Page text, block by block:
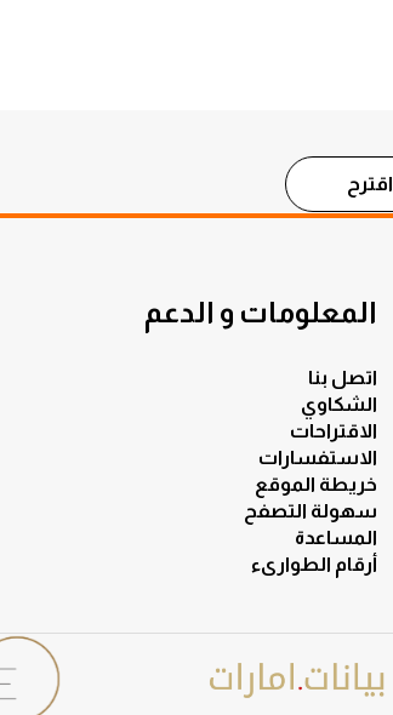
اقترح
المعلومات و الدعم
اتصل بنا
الشكاوي
الاقتراحات
الاستفسارات
خريطة الموقع
سهولة التصفح
المساعدة
أرقام الطوارىء